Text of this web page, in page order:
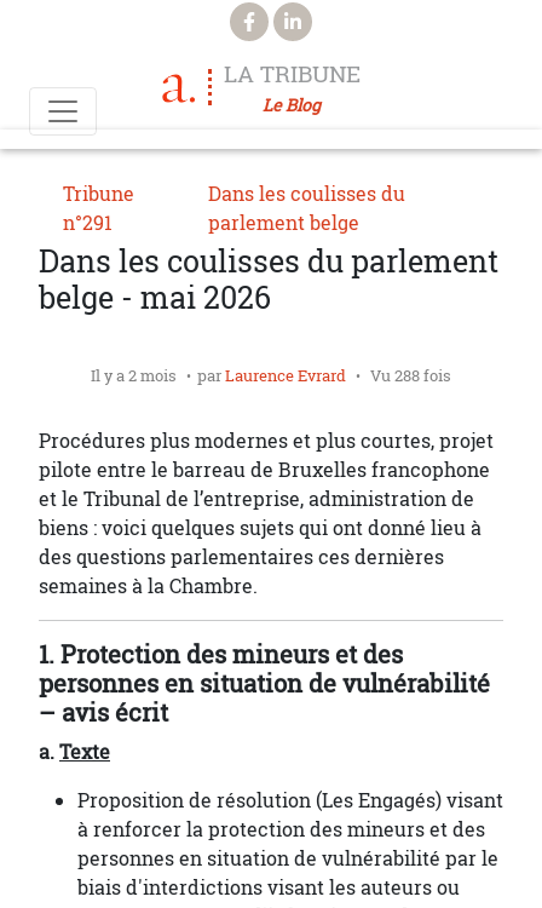
Aller au contenu principal
LA TRIBUNE
Le Blog
Tribune
n°291
Dans les coulisses du
parlement belge
Dans les coulisses du parlement
belge - mai 2026
Il y a 2 mois parLaurence Evrard Vu 288 fois
Procédures plus modernes et plus courtes, projet
pilote entre le barreau de Bruxelles francophone
et le Tribunal de l’entreprise, administration de
biens : voici quelques sujets qui ont donné lieu à
des questions parlementaires ces dernières
semaines à la Chambre.
1. Protection des mineurs et des
personnes en situation de vulnérabilité
– avis écrit
a.Texte
Proposition de résolution (Les Engagés) visant
à renforcer la protection des mineurs et des
personnes en situation de vulnérabilité par le
biais d'interdictions visant les auteurs ou